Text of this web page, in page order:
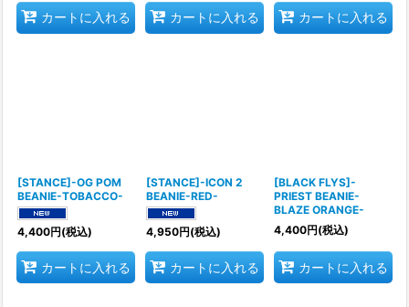
カートに入れる カートに入れる カートに入れる
[STANCE]-OG POM
BEANIE-TOBACCO-
4,400円(税込)
カートに入れる
[STANCE]-ICON 2
BEANIE-RED-
4,950円(税込)
カートに入れる
[BLACK FLYS]-
PRIEST BEANIE-
BLAZE ORANGE-
4,400円(税込)
カートに入れる